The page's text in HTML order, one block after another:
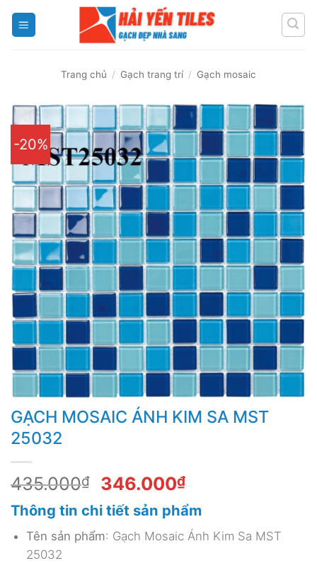
Trang chủ / Gạch trang trí / Gạch mosaic
-20%
GẠCH MOSAIC ÁNH KIM SA MST
25032
435.000₫
Giá
gốc
là:
435.000₫.
346.000₫Giá
hiện
tại
là:
Thông tin chi tiết sản phẩm
Tên sản phẩm: Gạch Mosaic Ánh Kim Sa MST
25032